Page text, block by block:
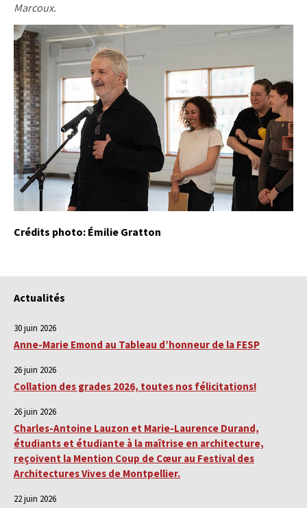
Marcoux.
Crédits photo: Émilie Gratton
Actualités
30 juin 2026
Anne-Marie Emond au Tableau d’honneur de la FESP
26 juin 2026
Collation des grades 2026, toutes nos félicitations!
26 juin 2026
Charles-Antoine Lauzon et Marie-Laurence Durand,
étudiants et étudiante à la maîtrise en architecture,
reçoivent la Mention Coup de Cœur au Festival des
Architectures Vives de Montpellier.
22 juin 2026